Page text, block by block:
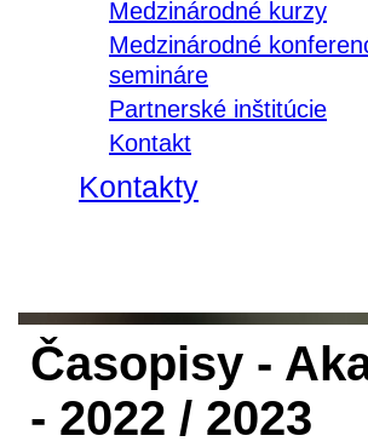
Medzinárodné kurzy
Medzinárodné
semináre
Partnerské inštitúcie
Kontakt
Kontakty
Časopisy -
- 2022 / 2023